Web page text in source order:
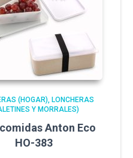
(HOGAR) LONCHERAS
Y MORRALES)
Anton Eco
HO-383